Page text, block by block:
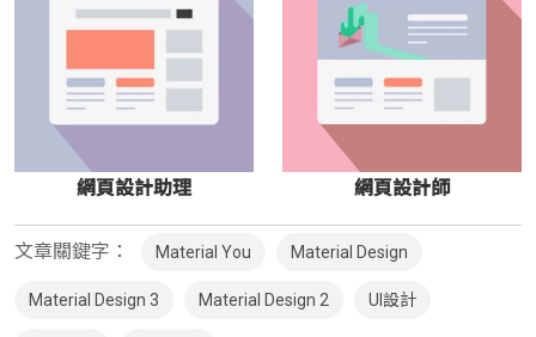
網頁設計助理 網頁設計師
文章關鍵字： Material You Material Design
Material Design 3 Material Design 2 UI設計